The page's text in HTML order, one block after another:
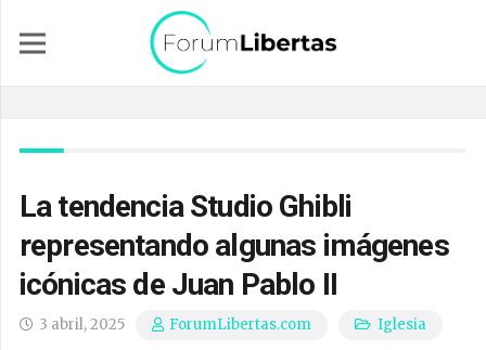
La tendencia Studio Ghibli
representando algunas imágenes
icónicas de Juan Pablo II
3 abril, 2025 ForumLibertas.com Iglesia